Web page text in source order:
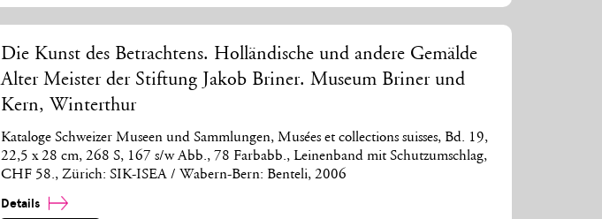
Die Kunst des Betrachtens. Holländische und andere Gemälde
Alter Meister der Stiftung Jakob Briner. Museum Briner und
Kern, Winterthur
Kataloge Schweizer Museen und Sammlungen, Musées et collections suisses, Bd. 19,
22,5 x 28 cm, 268 S, 167 s/w Abb., 78 Farbabb., Leinenband mit Schutzumschlag,
CHF 58., Zürich: SIK-ISEA / Wabern-Bern: Benteli, 2006
Details